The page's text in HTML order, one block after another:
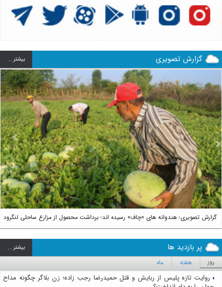
گزارش تصویری بيشتر ...
گزارش تصویری؛ هندوانه های «چاف» رسیده اند؛ برداشت محصول از مزارع ساحلی لنگرود
Next
پر بازدید ها بيشتر ...
روز هفته ماه
روایت تازه پلیس از ربایش و قتل حمیدرضا رجب زاده؛ زن بلاگر چگونه مداح